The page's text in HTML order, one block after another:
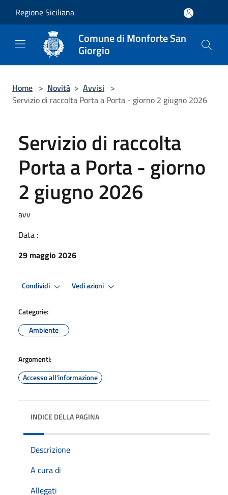
Regione Siciliana
Comune di Monforte San
Giorgio
Home > Novità > Avvisi >
Servizio di raccolta Porta a Porta - giorno 2 giugno 2026
Servizio di raccolta
Porta a Porta - giorno
2 giugno 2026
avv
Data :
29 maggio 2026
Condividi Vedi azioni
Categorie:
Ambiente
Argomenti:
Accesso all'informazione
INDICE DELLA PAGINA
Descrizione
A cura di
Allegati